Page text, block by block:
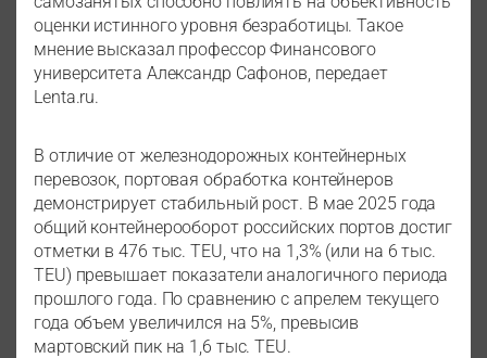
оценки истинного уровня безработицы. Такое
мнение высказал профессор Финансового
университета Александр Сафонов, передает
Lenta.ru.
В отличие от железнодорожных контейнерных
перевозок, портовая обработка контейнеров
демонстрирует стабильный рост. В мае 2025 года
общий контейнерооборот российских портов достиг
отметки в 476 тыс. TEU, что на 1,3% (или на 6 тыс.
TEU) превышает показатели аналогичного периода
прошлого года. По сравнению с апрелем текущего
года объем увеличился на 5%, превысив
мартовский пик на 1,6 тыс. TEU.